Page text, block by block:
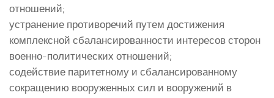
отношений;
устранение противоречий путем достижения
комплексной сбалансированности интересов сторон
военно-политических отношений;
содействие паритетному и сбалансированному
сокращению вооруженных сил и вооружений в